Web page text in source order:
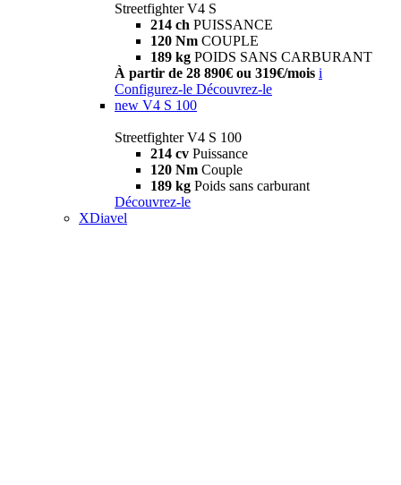
Streetfighter V4 S
214 ch PUISSANCE
120 Nm COUPLE
189 kg POIDS SANS CARBURANT
À partir de 28 890€ ou 319€/mois i
Configurez-le Découvrez-le
new V4 S 100
Streetfighter V4 S 100
214 cv Puissance
120 Nm Couple
189 kg Poids sans carburant
Découvrez-le
XDiavel